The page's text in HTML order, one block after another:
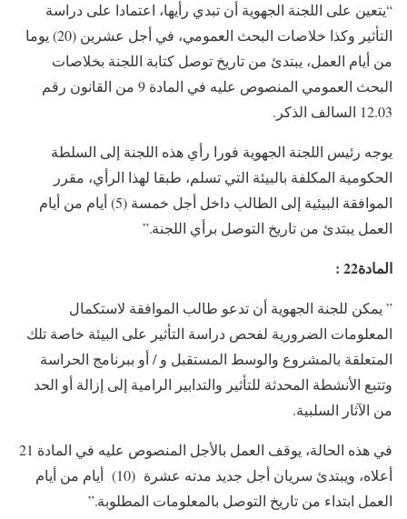
“يتعين على اللجنة الجهوية أن تبدي رأيها، اعتمادا على دراسة
التأثير وكذا خلاصات البحث العمومي، في أجل عشرين (20) يوما
من أيام العمل، يبتدئ من تاريخ توصل كتابة اللجنة بخلاصات
البحث العمومي المنصوص عليه في المادة 9 من القانون رقم
12.03 السالف الذكر.
يوجه رئيس اللجنة الجهوية فورا رأي هذه اللجنة إلى السلطة
الحكومية المكلفة بالبيئة التي تسلم، طبقا لهذا الرأي، مقرر
الموافقة البيئية إلى الطالب داخل أجل خمسة (5) أيام من أيام
العمل يبتدئ من تاريخ التوصل برأي اللجنة.”
المادة22
:
” يمكن للجنة الجهوية أن تدعو طالب الموافقة لاستكمال
المعلومات الضرورية لفحص دراسة التأثير على البيئة خاصة تلك
المتعلقة بالمشروع والوسط المستقبل و / أو ببرنامج الحراسة
وتتبع الأنشطة المحدثة للتأثير والتدابير الرامية إلى إزالة أو الحد
من الآثار السلبية.
في هذه الحالة، يوقف العمل بالأجل المنصوص عليه في المادة 21
أعلاه، ويبتدئ سريان أجل جديد مدته عشرة (10) أيام من أيام
العمل ابتداء من تاريخ التوصل بالمعلومات المطلوبة.”